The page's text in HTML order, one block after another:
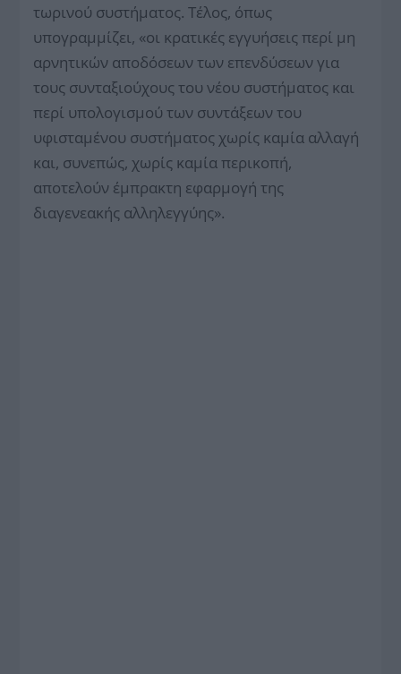
τωρινού συστήματος. Τέλος, όπως
υπογραμμίζει, «οι κρατικές εγγυήσεις περί μη
αρνητικών αποδόσεων των επενδύσεων για
τους συνταξιούχους του νέου συστήματος και
περί υπολογισμού των συντάξεων του
υφισταμένου συστήματος χωρίς καμία αλλαγή
και, συνεπώς, χωρίς καμία περικοπή,
αποτελούν έμπρακτη εφαρμογή της
διαγενεακής αλληλεγγύης».